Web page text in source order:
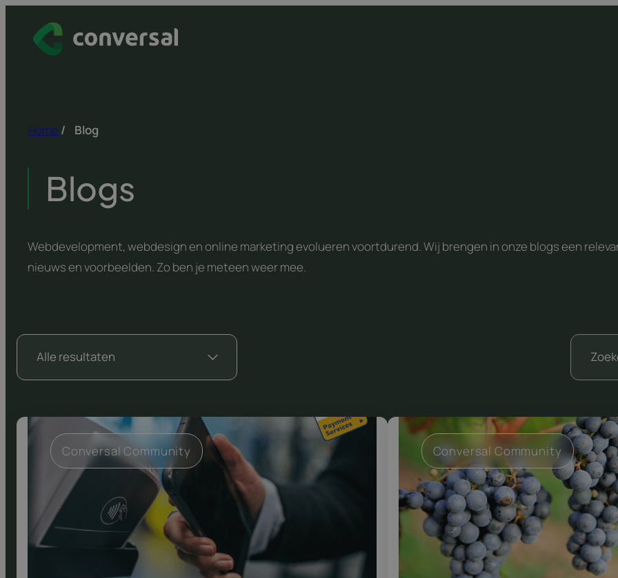
Home / Blog
Blogs
Webdevelopment, webdesign en online marketing evolueren voortdurend. Wij brengen in onze blogs een
nieuws en voorbeelden. Zo ben je meteen weer mee.
Conversal Community Conversal Community